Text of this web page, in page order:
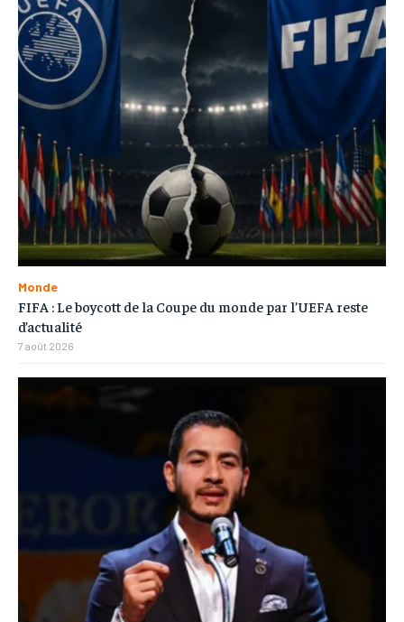
Monde
FIFA : Le boycott de la Coupe du monde par l’UEFA reste
d’actualité
7 août 2026